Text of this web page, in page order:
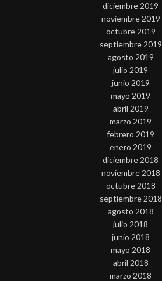
diciembre 2019
noviembre 2019
octubre 2019
septiembre 2019
agosto 2019
julio 2019
junio 2019
mayo 2019
abril 2019
marzo 2019
febrero 2019
enero 2019
diciembre 2018
noviembre 2018
octubre 2018
septiembre 2018
agosto 2018
julio 2018
junio 2018
mayo 2018
abril 2018
marzo 2018